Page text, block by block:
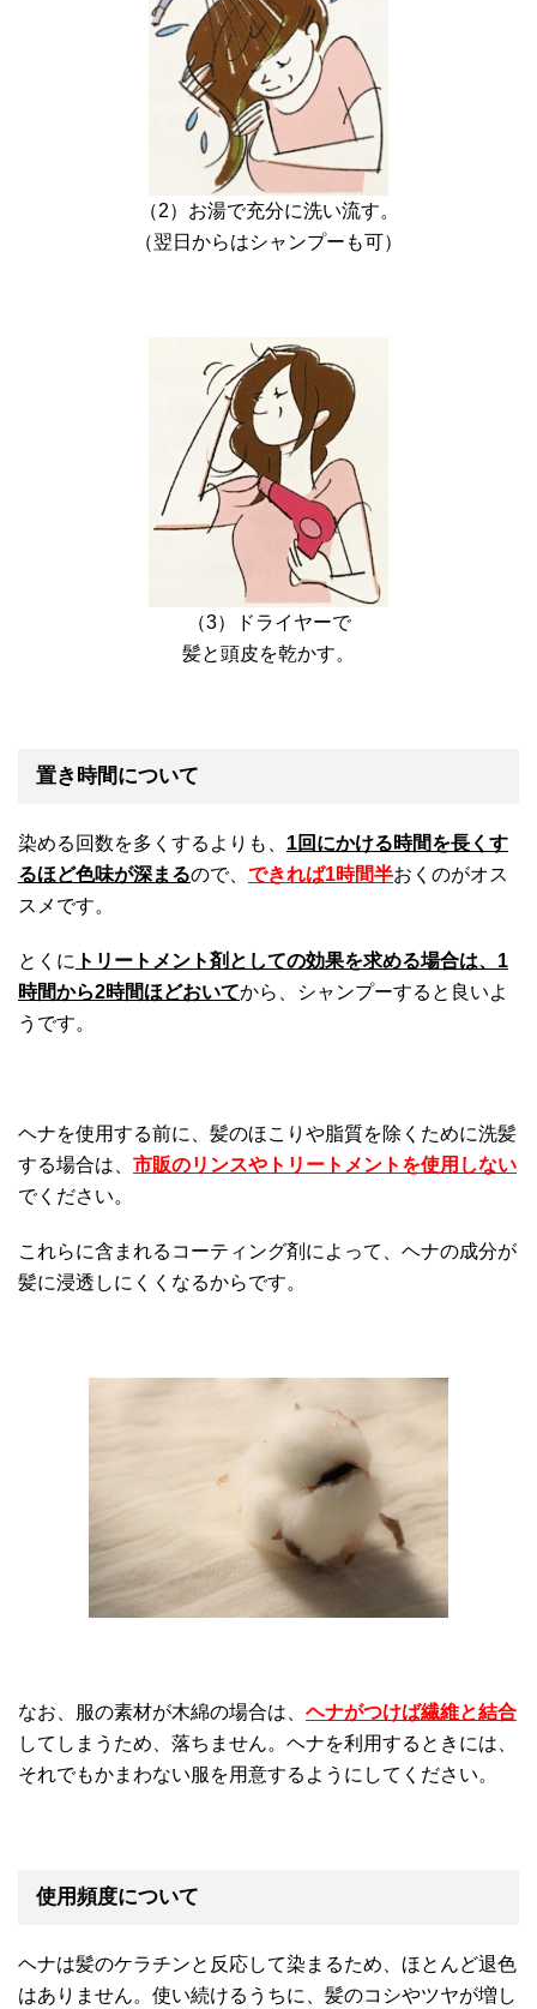
（2）お湯で充分に洗い流す。
（翌日からはシャンプーも可）
（3）ドライヤーで
髪と頭皮を乾かす。
置き時間について
染める回数を多くするよりも、 1回にかける時間を長くす
るほど色味が深まるので、 できれば1時間半おくのがオス
スメです。
とくに トリートメント剤としての効果を求める場合は、1
時間から2時間ほどおいてから、シャンプーすると良いよ
うです。
ヘナを使用する前に、髪のほこりや脂質を除くために洗髪
する場合は、 市販のリンスやトリートメントを使用しない
でください。
これらに含まれるコーティング剤によって、ヘナの成分が
髪に浸透しにくくなるからです。
なお、服の素材が木綿の場合は、 ヘナがつけば繊維と結合
してしまうため、落ちません。ヘナを利用するときには、
それでもかまわない服を用意するようにしてください。
使用頻度について
ヘナは髪のケラチンと反応して染まるため、ほとんど退色
はありません。使い続けるうちに、髪のコシやツヤが増し